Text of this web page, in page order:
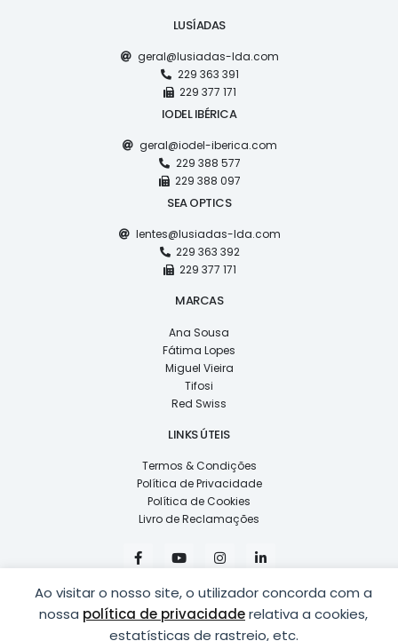
Ao visitar o nosso site, o utilizador concorda com a
nossa política de privacidaderelativa a cookies,
estatísticas de rastreio, etc.
LUSÍADAS
geral@lusiadas-lda.com
229 363 391
229 377 171
IODEL IBÉRICA
geral@iodel-iberica.com
229 388 577
229 388 097
SEA OPTICS
lentes@lusiadas-lda.com
229 363 392
229 377 171
MARCAS
Ana Sousa
Fátima Lopes
Miguel Vieira
Tifosi
Red Swiss
LINKS ÚTEIS
Termos & Condições
Política de Privacidade
Política de Cookies
Livro de Reclamações
F
a
e
b
o
o
Y
o
t
u
b
e
I
n
t
a
g
r
i
k
e
d
i